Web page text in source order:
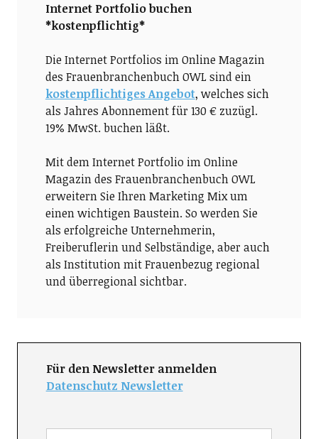
Internet Portfolio buchen
*kostenpflichtig*
Die Internet Portfolios im Online Magazin
des Frauenbranchenbuch OWL sind ein
kostenpflichtiges Angebot, welches sich
als Jahres Abonnement für 130 € zuzügl.
19% MwSt. buchen läßt.
Mit dem Internet Portfolio im Online
Magazin des Frauenbranchenbuch OWL
erweitern Sie Ihren Marketing Mix um
einen wichtigen Baustein. So werden Sie
als erfolgreiche Unternehmerin,
Freiberuflerin und Selbständige, aber auch
als Institution mit Frauenbezug regional
und überregional sichtbar.
Für den Newsletter anmelden
Datenschutz Newsletter